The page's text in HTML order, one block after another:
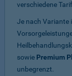
verschiedene
Je nach Variante
sowie Premium
unbegrenzt.